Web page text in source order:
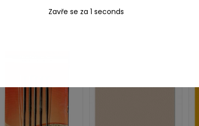
Zavře se za 1 seconds